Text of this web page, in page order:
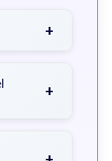
+
y
+
evitar